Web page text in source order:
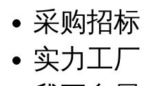
采购招标
实力工厂